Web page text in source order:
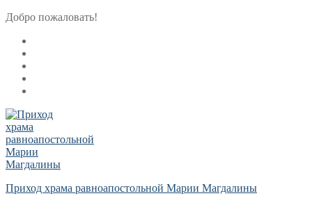
Перейти
содержимому
Меню
Закрыть
Добро пожаловать!
Приход храма равноапостольной Марии Магдалины